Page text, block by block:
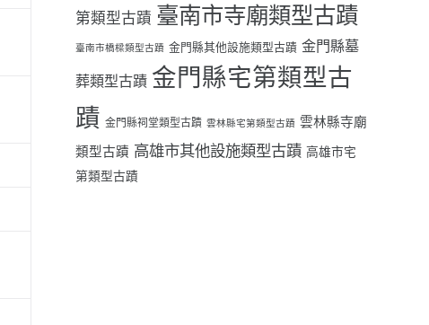
第類型古蹟 臺南市寺廟類型古蹟
臺南市橋樑類型古蹟 金門縣其他設施類型古蹟 金門縣墓
葬類型古蹟 金門縣宅第類型古
蹟 金門縣祠堂類型古蹟 雲林縣宅第類型古蹟 雲林縣寺廟
類型古蹟 高雄市其他設施類型古蹟 高雄市宅
第類型古蹟